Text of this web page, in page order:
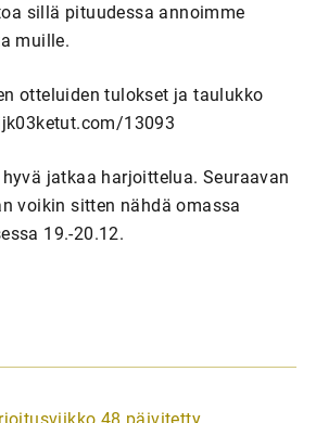
sillä pituudessa annoimme
muille.
otteluiden tulokset ja taulukko
13093
jatkaa harjoittelua. Seuraavan
voikin sitten nähdä omassa
19.-20.12.